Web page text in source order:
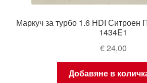
Маркуч за турбо 1.6 HDI Ситроен
1434E1
€24,00
Добавяне в